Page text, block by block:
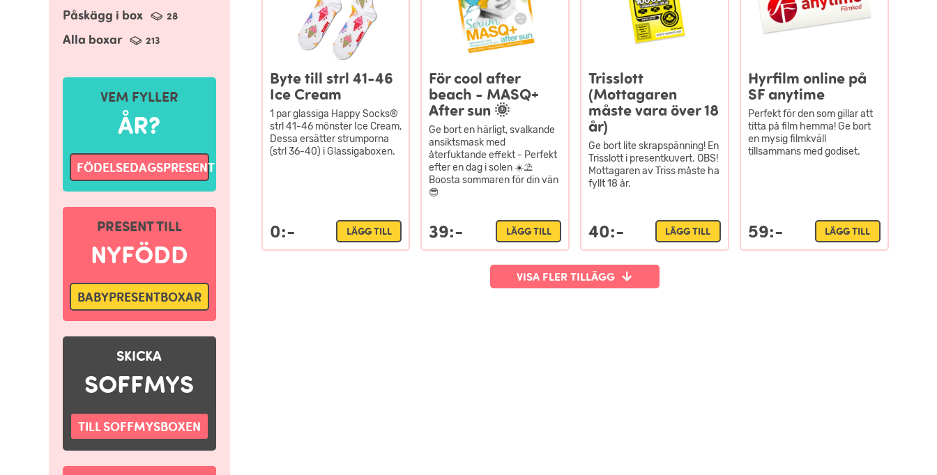
Påskägg i box 28
Alla boxar 213
VEM FYLLER
ÅR?
FÖDELSEDAGSPRESENT
PRESENT TILL
NYFÖDD
BABYPRESENTBOXAR
SKICKA
SOFFMYS
TILL SOFFMYSBOXEN
Byte till strl 41-46
Ice Cream
1 par glassiga Happy Socks®
strl 41-46 mönster Ice Cream,
Dessa ersätter strumporna
(strl 36-40) i Glassigaboxen.
0:- LÄGG TILL
För cool after
beach - MASQ+
After sun 🌞
Ge bort en härligt, svalkande
ansiktsmask med
återfuktande effekt - Perfekt
efter en dag i solen ☀️⛱️
Boosta sommaren för din vän
😎
39:- LÄGG TILL
Trisslott
(Mottagaren
måste vara över 18
år)
Ge bort lite skrapspänning! En
Trisslott i presentkuvert. OBS!
Mottagaren av Triss måste ha
fyllt 18 år.
40:- LÄGG TILL
Hyrfilm online på
SF anytime
Perfekt för den som gillar att
titta på film hemma! Ge bort
en mysig filmkväll
tillsammans med godiset.
59:- LÄGG TILL
VISA FLER TILLÄGG